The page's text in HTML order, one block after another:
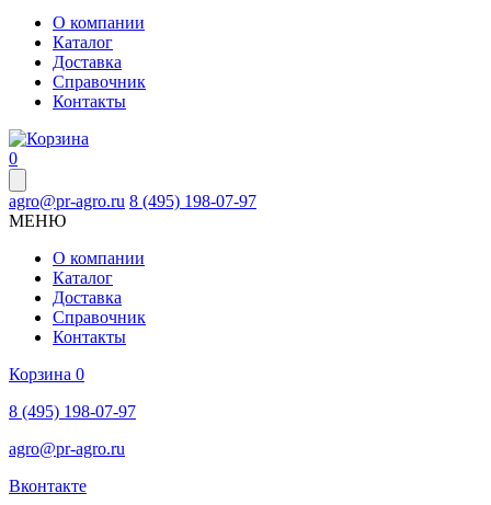
О компании
Каталог
Доставка
Справочник
Контакты
0
agro@pr-agro.ru 8 (495) 198-07-97
МЕНЮ
О компании
Каталог
Доставка
Справочник
Контакты
Корзина 0
8 (495) 198-07-97
agro@pr-agro.ru
Вконтакте